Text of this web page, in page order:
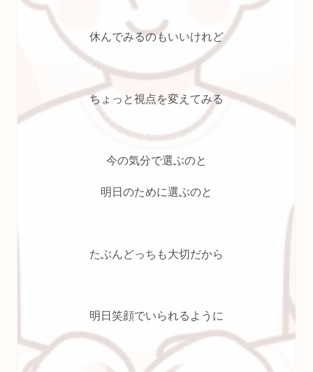
休んでみるのもいいけれど
ちょっと視点を変えてみる
今の気分で選ぶのと
明日のために選ぶのと
たぶんどっちも大切だから
明日笑顔でいられるように